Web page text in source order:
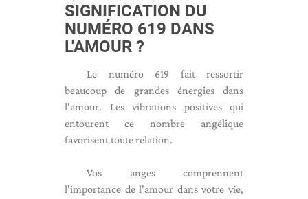
SIGNIFICATION DU
NUMÉRO 619 DANS
L'AMOUR ?
Le numéro 619 fait ressortir
beaucoup de grandes énergies dans
l'amour. Les vibrations positives qui
entourent ce nombre angélique
favorisent toute relation.
Vos anges comprennent
l'importance de l'amour dans votre vie,